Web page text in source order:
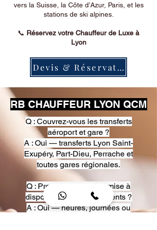
vers la Suisse, la Côte d’Azur, Paris, et les
stations de ski alpines.
📞 Réservez votre Chauffeur de Luxe à
Lyon
Devis & Réservation
RB CHAUFFEUR LYON QCM
Q : Couvrez-vous les transferts
aéroport et gare ?
A : Oui — transferts Lyon Saint-
Exupéry, Part-Dieu, Perrache et
toutes gares régionales.
Q : Proposez-vous une mise à
disposition pour événements ?
A : Oui — heures, journées ou